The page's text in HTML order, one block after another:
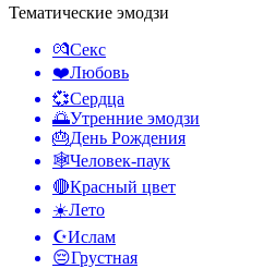
Тематические эмодзи
💏Секс
❤️Любовь
💞Сердца
🌅Утренние эмодзи
🎂День Рождения
🕸️Человек-паук
🔴Красный цвет
☀️Лето
☪️Ислам
😔Грустная